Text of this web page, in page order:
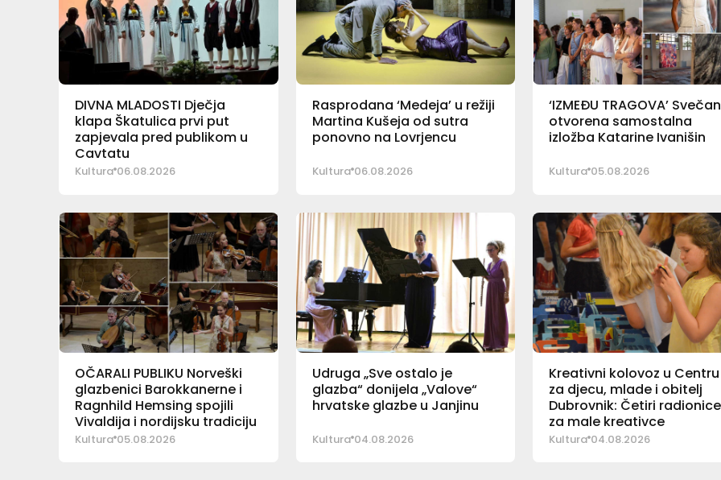
DIVNA MLADOSTI Dječja
klapa Škatulica prvi put
zapjevala pred publikom u
Cavtatu
Kultura 06.08.2026
Rasprodana ‘Medeja’ u režiji
Martina Kušeja od sutra
ponovno na Lovrjencu
Kultura 06.08.2026
‘IZMEĐU TRAGOVA’
otvorena samostalna
izložba Katarine Ivanišin
Kultura 05.08.2026
OČARALI PUBLIKU Norveški
glazbenici Barokkanerne i
Ragnhild Hemsing spojili
Vivaldija i nordijsku tradiciju
Kultura 05.08.2026
Udruga „Sve ostalo je
glazba“ donijela „Valove“
hrvatske glazbe u Janjinu
Kultura 04.08.2026
Kreativni kolovoz u Centru
za djecu, mlade i obitelj
Dubrovnik: Četiri radionice
za male kreativce
Kultura 04.08.2026